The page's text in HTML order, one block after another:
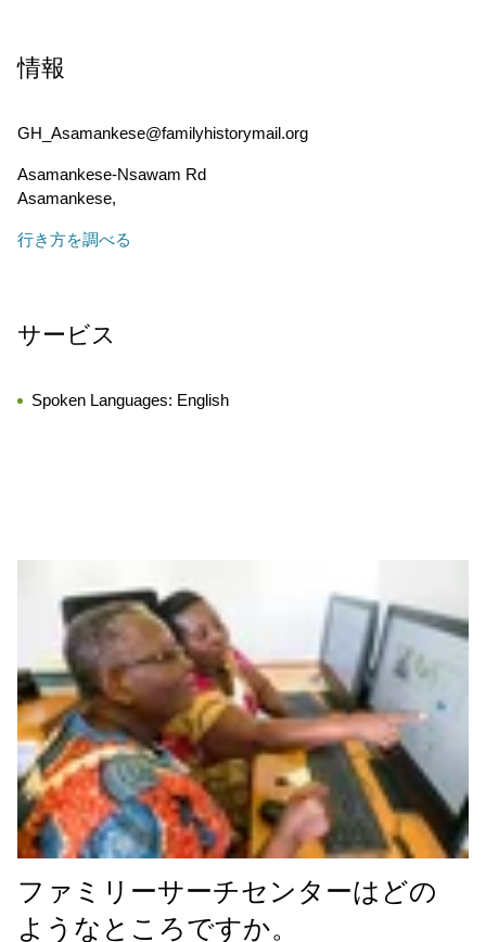
情報
GH_Asamankese@familyhistorymail.org
Asamankese-Nsawam Rd
Asamankese,
行き方を調べる
サービス
Spoken Languages: English
ファミリーサーチセンターはどの
ようなところですか。